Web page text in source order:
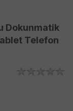
Dokunmatik
Telefon